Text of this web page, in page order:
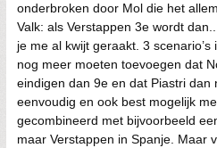
onderbroken door Mol die het
Valk: als Verstappen 3e wordt
je me al kwijt geraakt. 3
nog meer moeten toevoegen dat
eindigen dan 9e en dat Piastri dan
eenvoudig en ook best mogelijk
gecombineerd met bijvoorbeeld
maar Verstappen in Spanje. Maar